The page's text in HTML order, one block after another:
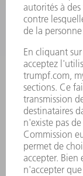
OFFRES
PROFIL DE
CONSEIL
RAPPORT ANNUEL
PRINCIPES
CONFORMITÉ
SYSTÈME
SÉCURITÉ
COMMUNIQUÉS
MAGAZINE
DURABILITÉ
SOCIAL ET
GESTION